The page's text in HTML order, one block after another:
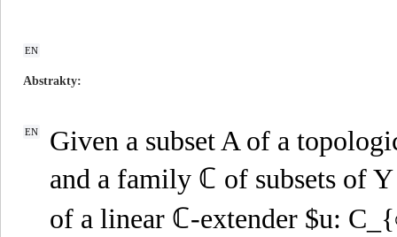
EN
Abstrakty
EN
Given a subset A of a
and a family ℂ of subsets of
of a linear ℂ-extender $u: